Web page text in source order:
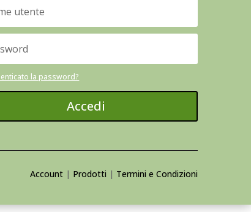
la password?
Accedi
Account| Prodotti | Termini e Condizioni